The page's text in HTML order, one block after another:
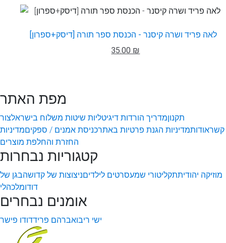
לאה פריד ושרה קיסנר - הכנסת ספר תורה [דיסק+ספרון]
35.00 ₪
מפת האתר
תקנוןמדריך הורדות דיגיטליות שיטות משלוח בישראלצור
קשראודותמדיניות הגנת פרטיות באתרכניסת אמנים / ספקיםמדיניות
החזרת והחלפת מוצרים
קטגוריות נבחרות
מוזיקה יהודיתתקליטורי שמעסרטים לילדיםניצוצות של קדושהבגן של
דודומלכהלי
אומנים נבחרים
ישי ריבואברהם פרידדודו פישר